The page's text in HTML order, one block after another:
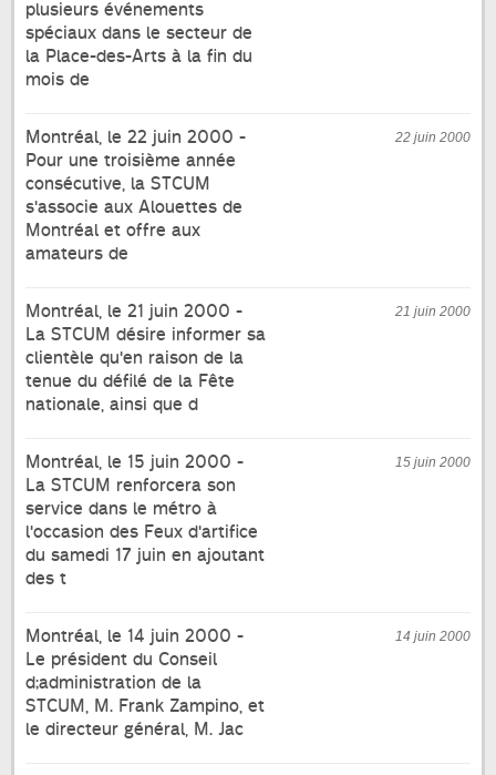
plusieurs événements
spéciaux dans le secteur de
la Place-des-Arts à la fin du
mois de
22 juin 2000
Montréal, le 22 juin 2000 -
Pour une troisième année
consécutive, la STCUM
s'associe aux Alouettes de
Montréal et offre aux
amateurs de
21 juin 2000
Montréal, le 21 juin 2000 -
La STCUM désire informer sa
clientèle qu'en raison de la
tenue du défilé de la Fête
nationale, ainsi que d
15 juin 2000
Montréal, le 15 juin 2000 -
La STCUM renforcera son
service dans le métro à
l'occasion des Feux d'artifice
du samedi 17 juin en ajoutant
des t
14 juin 2000
Montréal, le 14 juin 2000 -
Le président du Conseil
d;administration de la
STCUM, M. Frank Zampino, et
le directeur général, M. Jac